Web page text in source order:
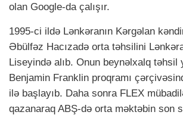
olan Google-da çalışır.
1995-ci ildə Lənkəranın Kərgəlan
Əbülfəz Hacızadə orta təhsilini
Liseyində alıb. Onun beynəlxalq təhsil
Benjamin Franklin proqramı
ilə başlayıb. Daha sonra FLEX
qazanaraq ABŞ-də orta məktəbin son